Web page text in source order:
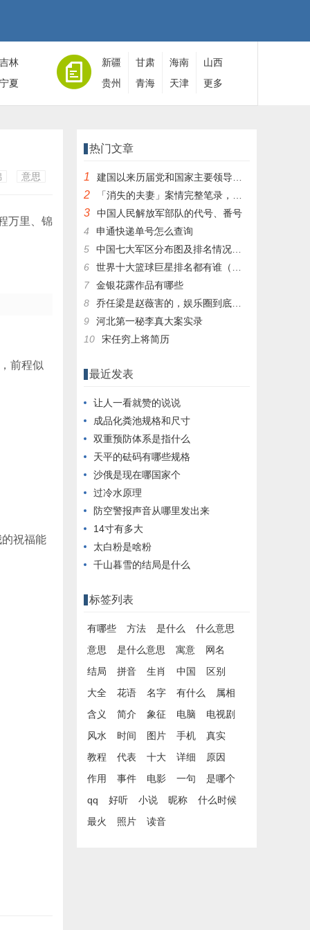
吉林
宁夏
新疆 甘肃 海南
山西
贵州
青海 天津 更多
意思
万里、锦
前程似
祝福能
热门文章
1 建国以来历届党和国家主要领导人全名单
2 「消失的夫妻」案情完整笔录，凶手灭绝人性！|杀人狂魔004
3
中国人民解放军部队的代号、番号
4
申通快递单号怎么查询
5
中国七大军区分布图及排名情况详细解读！
6
世界十大篮球巨星排名都有谁（篮球排行榜前十名）
7
金银花露作品有哪些
8
乔任梁是赵薇害的，娱乐圈到底有多乱，昔日往事一件一件都被扒出，你是怎么
9
河北第一秘李真大案实录
10
宋任穷上将简历
最近发表
让人一看就赞的说说
成品化粪池规格和尺寸
双重预防体系是指什么
天平的砝码有哪些规格
沙俄是现在哪国家个
过冷水原理
防空警报声音从哪里发出来
14寸有多大
太白粉是啥粉
千山暮雪的结局是什么
标签列表
有哪些 方法 是什么
什么意思
意思
是什么意思 寓意
网名
结局
拼音 生肖 中国
区别
大全
花语 名字 有什么
属相
含义
简介 象征 电脑
电视剧
风水
时间 图片 手机
真实
教程
代表 十大 详细
原因
作用
事件 电影 一句
是哪个
qq
好听 小说 昵称
什么时候
最火
照片 读音